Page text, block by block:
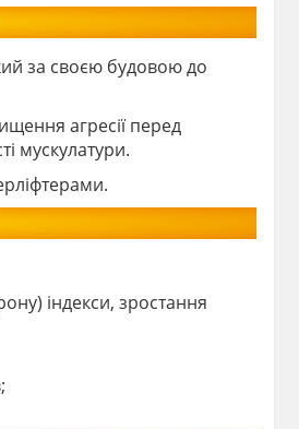
за своєю будовою до
агресії перед
мускулатури.
індекси, зростання